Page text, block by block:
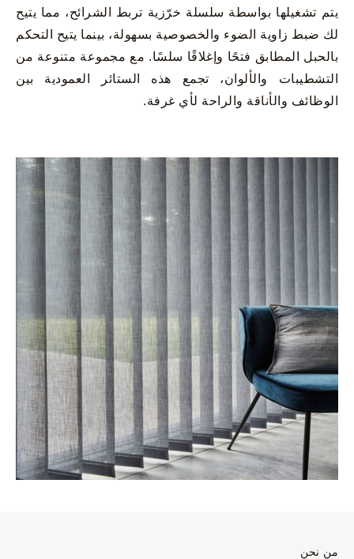
يتم تشغيلها بواسطة سلسلة خرّزية تربط الشرائح، مما يتيح
لك ضبط زاوية الضوء والخصوصية بسهولة، بينما يتيح التحكم
بالحبل المطابق فتحًا وإغلاقًا سلسًا. مع مجموعة متنوعة من
التشطيبات والألوان، تجمع هذه الستائر العمودية بين
الوظائف والأناقة والراحة لأي غرفة.
من نحن